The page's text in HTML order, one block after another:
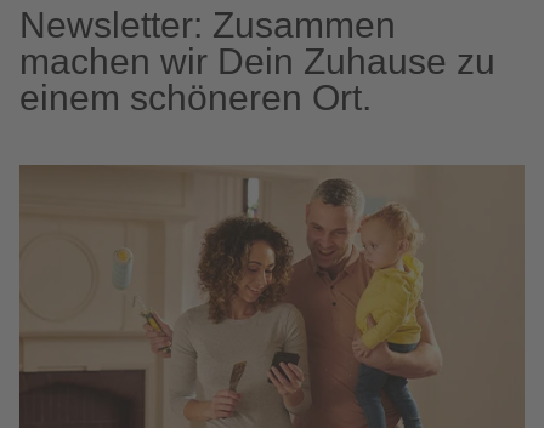
Newsletter: Zusammen
machen wir Dein Zuhause zu
einem schöneren Ort.